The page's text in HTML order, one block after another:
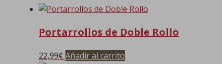
Portarrollos de Doble Rollo
22,99€ Añadir al carrito